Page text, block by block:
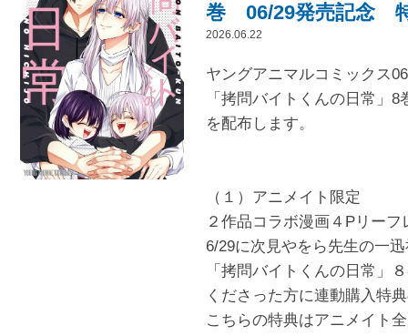
巻 06/29発売記念
2026.06.22
ヤングアニマルコミックス
「拷問バイトくんの日常
を配布します。
（１）アニメイト限定
２作品コラボ漫画４Pリーフ
6/29に次見やをら先生の一
「拷問バイトくんの日常」
くださった方に連動購入特
こちらの特典はアニメイト